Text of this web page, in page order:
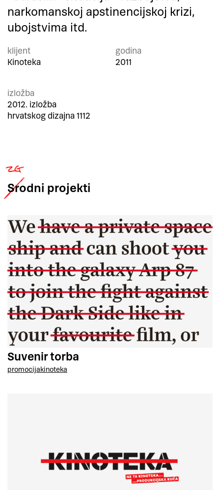
narkomanskoj apstinencijskoj krizi,
ubojstvima itd.
klijent
Kinoteka
godina
2011
izložba
2012. izložba
hrvatskog dizajna 1112
Srodni projekti
Suvenir torba
promocijakinoteka